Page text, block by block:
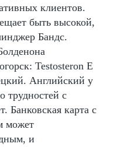
клиентов.
быть высокой,
Бандс.
Testosteron E
Английский у
трудностей с
Банковская карта с
может
и